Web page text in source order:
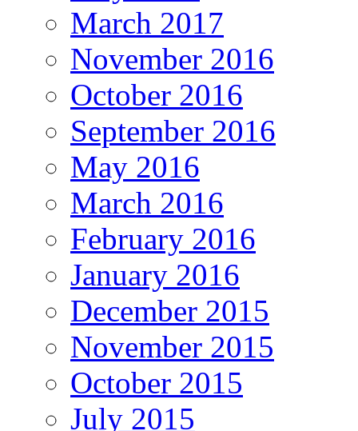
March 2017
November 2016
October 2016
September 2016
May 2016
March 2016
February 2016
January 2016
December 2015
November 2015
October 2015
July 2015